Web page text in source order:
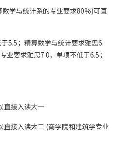
学与统计系的专业要求80%)可直
5.5；精算数学与统计要求雅思6.
业要求雅思7.0，单项不低于6.5；
直接入读大一
直接入读大二 (商学院和建筑学专业